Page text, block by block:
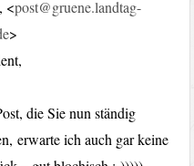
, <post@gruene.landtag-
>
die Sie nun ständig
erwarte ich auch gar keine